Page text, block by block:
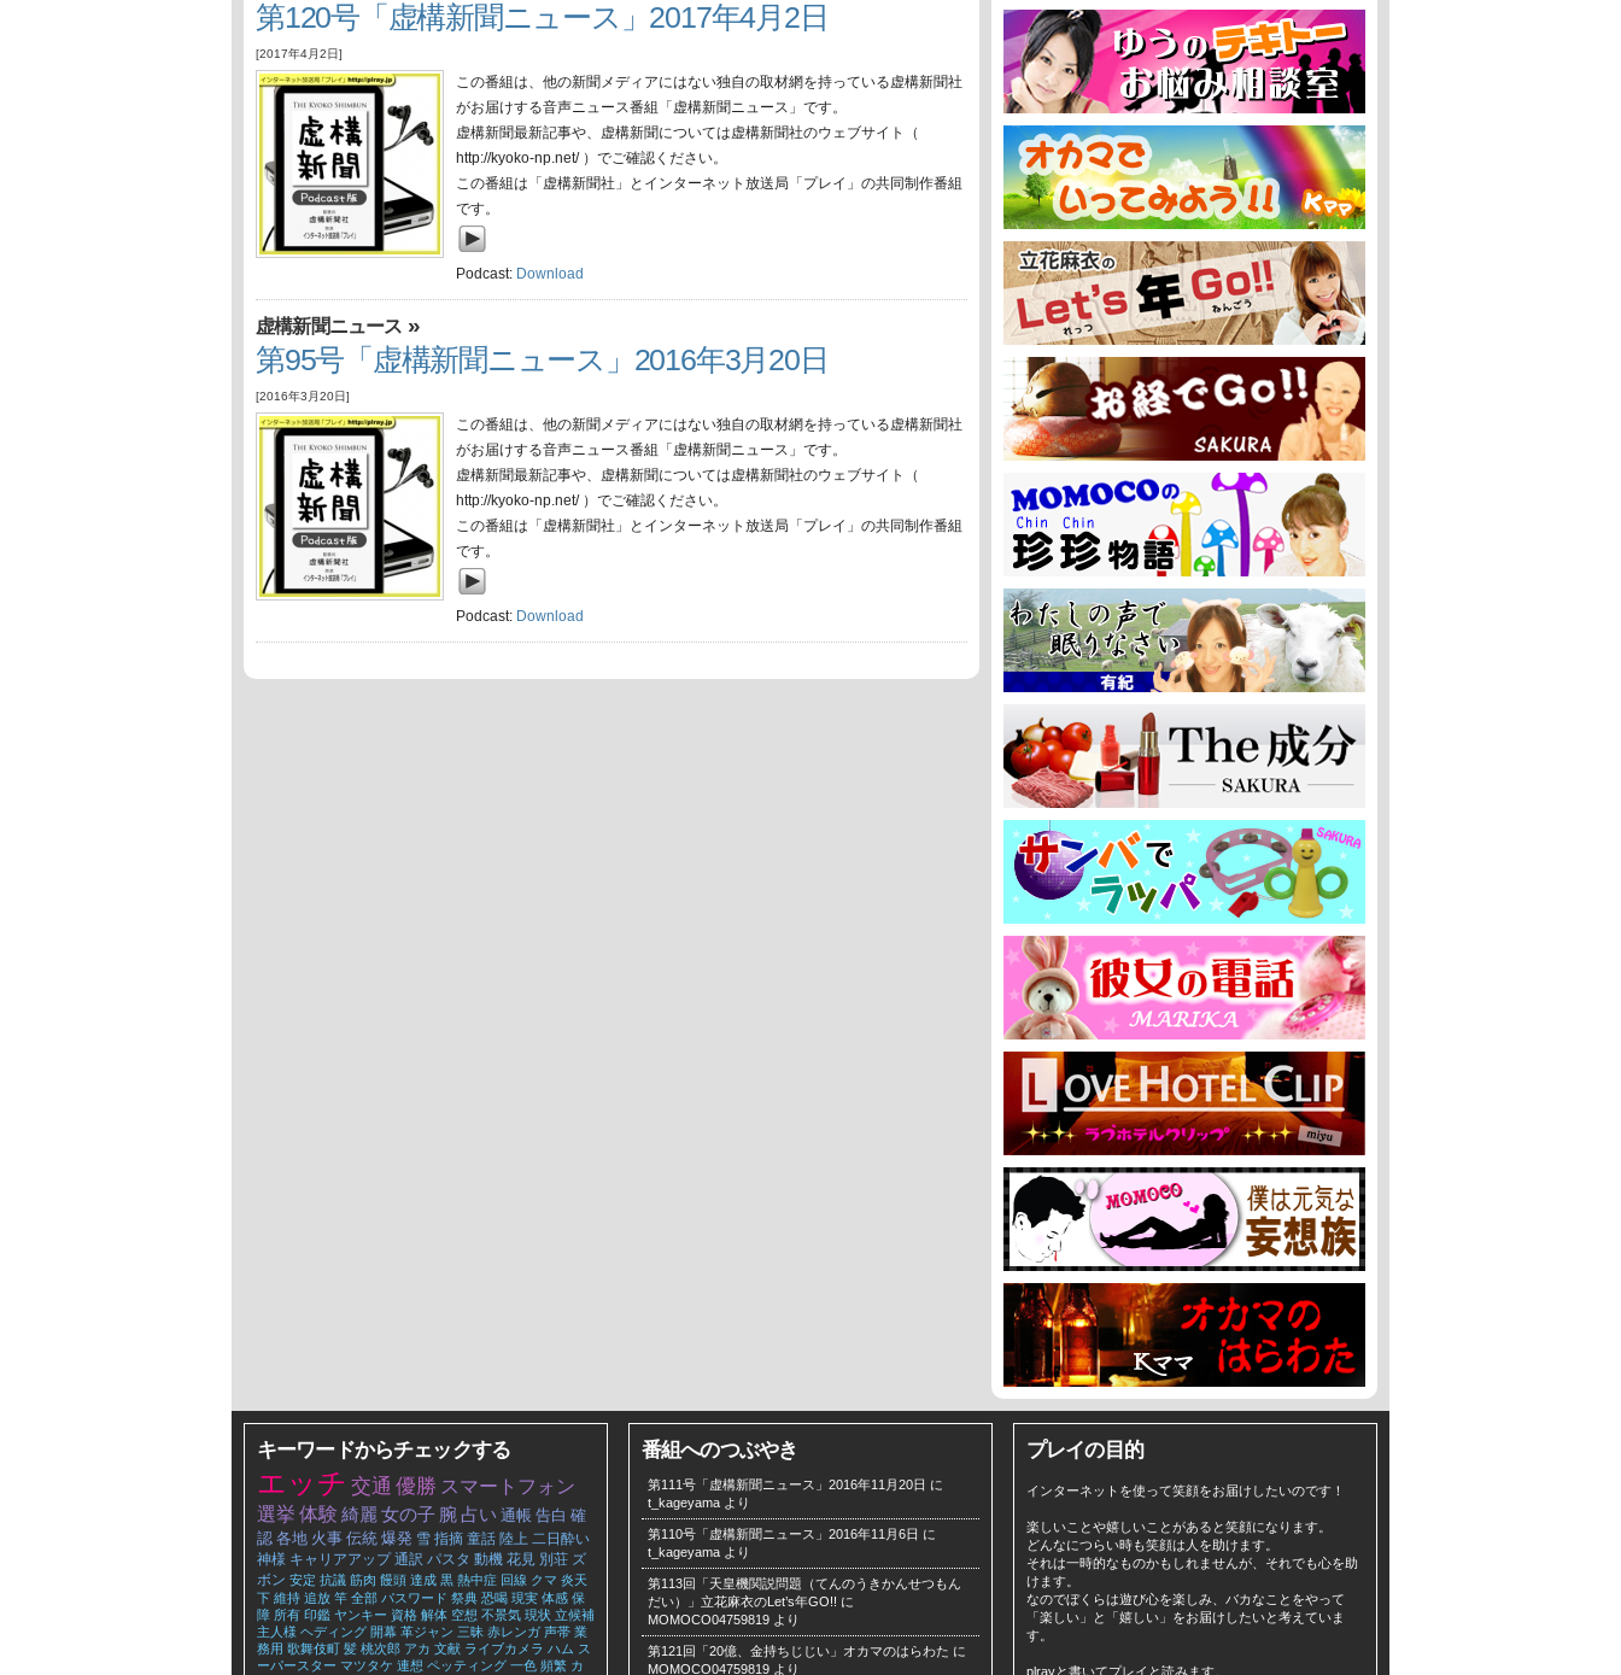
第120号「虚構新聞ニュース」2017年4月2日
[2017年4月2日]
この番組は、他の新聞メディアにはない独自の取材網を持っている虚構新聞社
がお届けする音声ニュース番組「虚構新聞ニュース」です。
虚構新聞最新記事や、虚構新聞については虚構新聞社のウェブサイト（
http://kyoko-np.net/ ）でご確認ください。
この番組は「虚構新聞社」とインターネット放送局「プレイ」の共同制作番組
です。
Podcast: Download
虚構新聞ニュース »
第95号「虚構新聞ニュース」2016年3月20日
[2016年3月20日]
この番組は、他の新聞メディアにはない独自の取材網を持っている虚構新聞社
がお届けする音声ニュース番組「虚構新聞ニュース」です。
虚構新聞最新記事や、虚構新聞については虚構新聞社のウェブサイト（
http://kyoko-np.net/ ）でご確認ください。
この番組は「虚構新聞社」とインターネット放送局「プレイ」の共同制作番組
です。
Podcast: Download
キーワードからチェックする
エッチ 交通 優勝 スマートフォン
選挙 体験 綺麗 女の子 腕 占い 通帳 告白 確
認 各地 火事 伝統 爆発 雪 指摘 童話 陸上 二日酔い
神様 キャリアアップ 通訳 パスタ 動機 花見 別荘 ズ
ボン 安定 抗議 筋肉 饅頭 達成 黒 熱中症 回線 クマ 炎天
下 維持 追放 竿 全部 パスワード 祭典 恐喝 現実 体感 保
障 所有 印鑑 ヤンキー 資格 解体 空想 不景気 現状 立候補
主人様 ヘディング 開幕 革ジャン 三昧 赤レンガ 声帯 業
務用 歌舞伎町 髪 桃次郎 アカ 文献 ライブカメラ ハム ス
ーパースター マツタケ 連想 ペッティング 一色 頻繁 カ
番組へのつぶやき
第111号「虚構新聞ニュース」2016年11月20日 に
t_kageyama より
第110号「虚構新聞ニュース」2016年11月6日 に
t_kageyama より
第113回「天皇機関説問題（てんのうきかんせつもん
だい）」立花麻衣のLet’s年GO!! に
MOMOCO04759819 より
第121回「20億、金持ちじじい」オカマのはらわた に
MOMOCO04759819 より
プレイの目的
インターネットを使って笑顔をお届けしたいのです！
楽しいことや嬉しいことがあると笑顔になります。
どんなにつらい時も笑顔は人を助けます。
それは一時的なものかもしれませんが、それでも心を助
けます。
なのでぼくらは遊び心を楽しみ、バカなことをやって
「楽しい」と「嬉しい」をお届けしたいと考えていま
す。
plrayと書いてプレイと読みます。